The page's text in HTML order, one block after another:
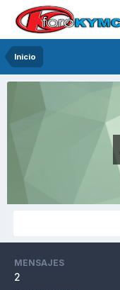
Inicio
MENSAJES
2